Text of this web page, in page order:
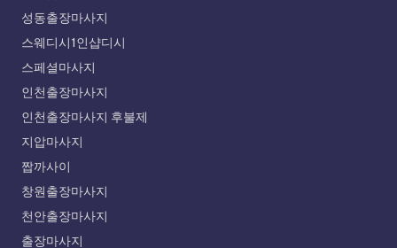
성동출장마사지
스웨디시1인샵디시
스페셜마사지
인천출장마사지
인천출장마사지 후불제
지압마사지
짭까사이
창원출장마사지
천안출장마사지
출장마사지